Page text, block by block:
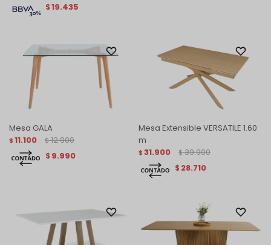
$19.435
Mesa GALA
$ 11.100 $ 12.900
$ 9.990
Mesa Extensible VERSATILE 1.60
m
$ 31.900 $ 39.900
$ 28.710